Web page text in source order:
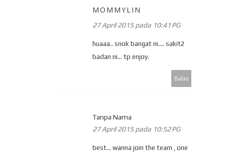
MOMMYLIN
27 April 2015 pada 10:41 PG
huaaa.. snok bangat ni.... sakit2
badan ni... tp enjoy.
Balas
Tanpa Nama
27 April 2015 pada 10:52 PG
best... wanna join the team , one